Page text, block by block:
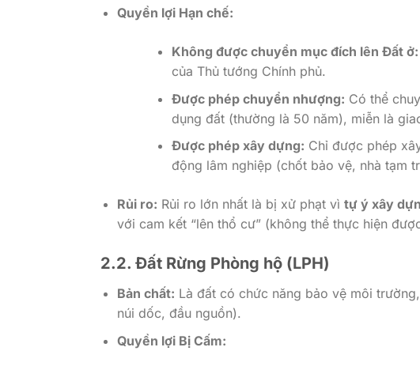
Quyền lợi Hạn chế:
Không được chuyển mục đích lên Đất ở:
của Thủ tướng Chính phủ.
Được phép chuyển nhượng: Có thể
dụng đất (thường là 50 năm), miễn là
Được phép xây dựng: Chỉ được phép
động lâm nghiệp (chốt bảo vệ, nhà tạm
Rủi ro: Rủi ro lớn nhất là bị xử phạt vì tự ý xây
với cam kết “lên thổ cư” (không thể thực hiện
2.2. Đất Rừng Phòng hộ (LPH)
Bản chất: Là đất có chức năng bảo vệ môi
núi dốc, đầu nguồn).
Quyền lợi Bị Cấm: